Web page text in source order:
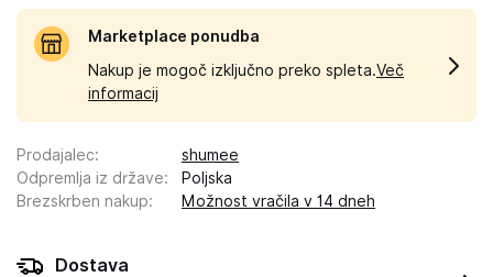
Marketplace ponudba
Nakup je mogoč izključno preko spleta.Več
informacij
Prodajalec:
shumee
Odpremlja iz države:
Poljska
Brezskrben nakup: Možnost vračila v 14 dneh
Dostava